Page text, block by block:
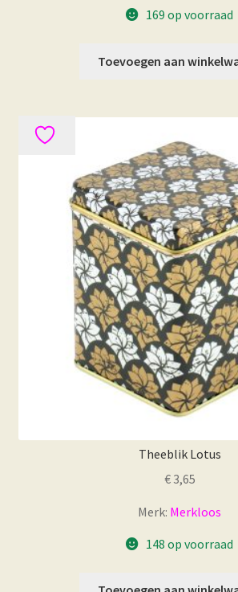
169 op voorraad
Toevoegen aan
Theeblik Lotus
€3,65
Merk: Merkloos
148 op voorraad